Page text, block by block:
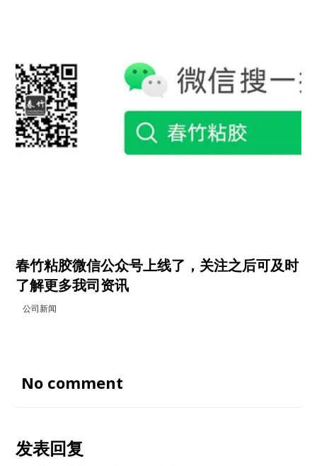
春竹粘胶微信公众号上线了，关注之后可及时
了解更多我司资讯
公司新闻
No comment
发表回复